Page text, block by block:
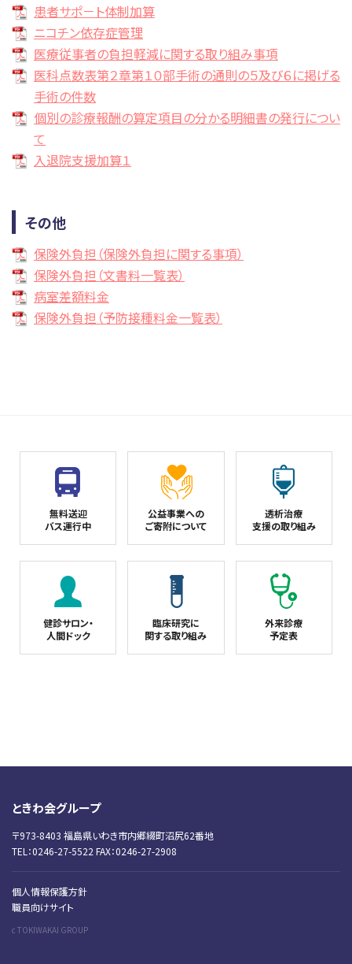
患者サポ－ト体制加算
ニコチン依存症管理
医療従事者の負担軽減に関する取り組み事項
医科点数表第２章第１０部手術の通則の５及び６に掲げる
手術の件数
個別の診療報酬の算定項目の分かる明細書の発行につい
て
入退院支援加算１
その他
保険外負担（保険外負担に関する事項）
保険外負担（文書料一覧表）
病室差額料金
保険外負担（予防接種料金一覧表）
無料送迎
バス運行中
公益事業への
ご寄附について
透析治療
支援の取り組み
健診サロン・
人間ドック
臨床研究に
関する取り組み
外来診療
予定表
ときわ会グループ
〒973-8403 福島県いわき市内郷綴町沼尻62番地
TEL：0246-27-5522 FAX：0246-27-2908
個人情報保護方針
職員向けサイト
c TOKIWAKAI GROUP